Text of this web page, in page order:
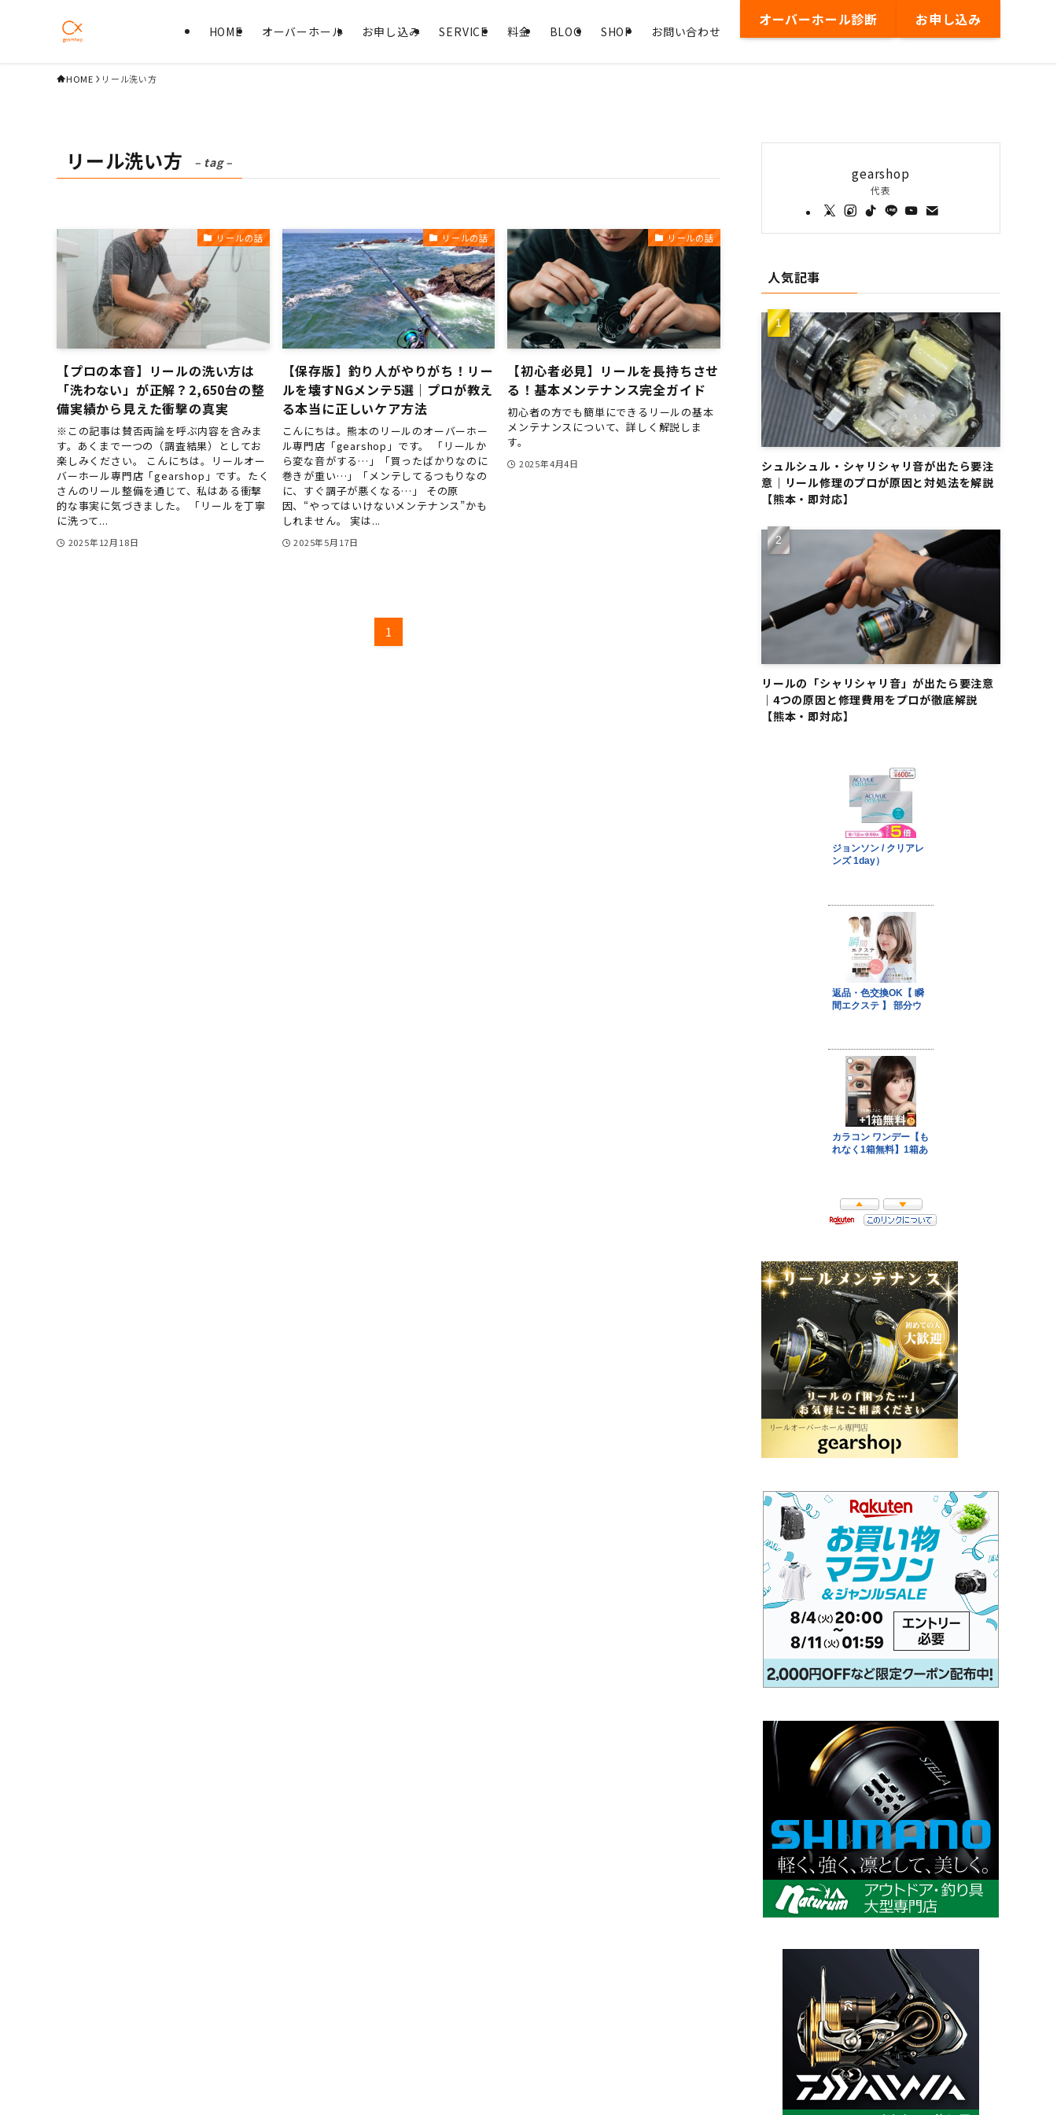
HOME オーバーホール お申し込み SERVICE 料金 BLOG SHOP お問い合わせ
オーバーホール診断 お申し込み
HOME リール洗い方
リール洗い方 – tag –
リールの話
【プロの本音】リールの洗い方は
「洗わない」が正解？2,650台の整
備実績から見えた衝撃の真実
※この記事は賛否両論を呼ぶ内容を含みま
す。あくまで一つの（調査結果）としてお
楽しみください。 こんにちは。リールオー
バーホール専門店「gearshop」です。たく
さんのリール整備を通じて、私はある衝撃
的な事実に気づきました。 「リールを丁寧
に洗って...
2025年12月18日
リールの話
【保存版】釣り人がやりがち！リー
ルを壊すNGメンテ5選｜プロが教え
る本当に正しいケア方法
こんにちは。熊本のリールのオーバーホー
ル専門店「gearshop」です。 「リールか
ら変な音がする…」「買ったばかりなのに
巻きが重い…」「メンテしてるつもりなの
に、すぐ調子が悪くなる…」 その原
因、“やってはいけないメンテナンス”かも
しれません。 実は...
2025年5月17日
リールの話
【初心者必見】リールを長持ちさせ
る！基本メンテナンス完全ガイド
初心者の方でも簡単にできるリールの基本
メンテナンスについて、詳しく解説しま
す。
2025年4月4日
1
gearshop
代表
人気記事
シュルシュル・シャリシャリ音が出たら要注
意｜リール修理のプロが原因と対処法を解説
【熊本・即対応】
リールの「シャリシャリ音」が出たら要注意
｜4つの原因と修理費用をプロが徹底解説
【熊本・即対応】